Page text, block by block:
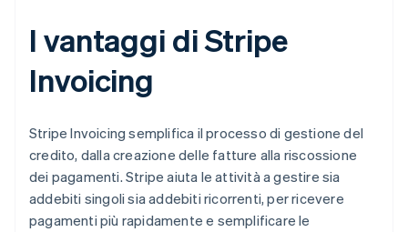
I vantaggi di Stripe
Invoicing
Stripe Invoicing semplifica il processo di gestione del
credito, dalla creazione delle fatture alla riscossione
dei pagamenti. Stripe aiuta le attività a gestire sia
addebiti singoli sia addebiti ricorrenti, per ricevere
pagamenti più rapidamente e semplificare le